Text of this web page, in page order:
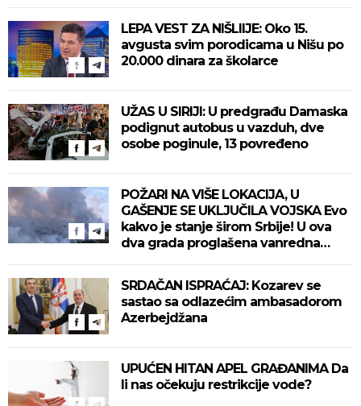
LEPA VEST ZA NIŠLIIJE: Oko 15.
avgusta svim porodicama u Nišu po
20.000 dinara za školarce
UŽAS U SIRIJI: U predgrađu Damaska
podignut autobus u vazduh, dve
osobe poginule, 13 povređeno
POŽARI NA VIŠE LOKACIJA, U
GAŠENJE SE UKLJUČILA VOJSKA Evo
kakvo je stanje širom Srbije! U ova
dva grada proglašena vanredna
SRDAČAN ISPRAĆAJ: Kozarev se
sastao sa odlazećim ambasadorom
Azerbejdžana
UPUĆEN HITAN APEL GRAĐANIMA Da
li nas očekuju restrikcije vode?